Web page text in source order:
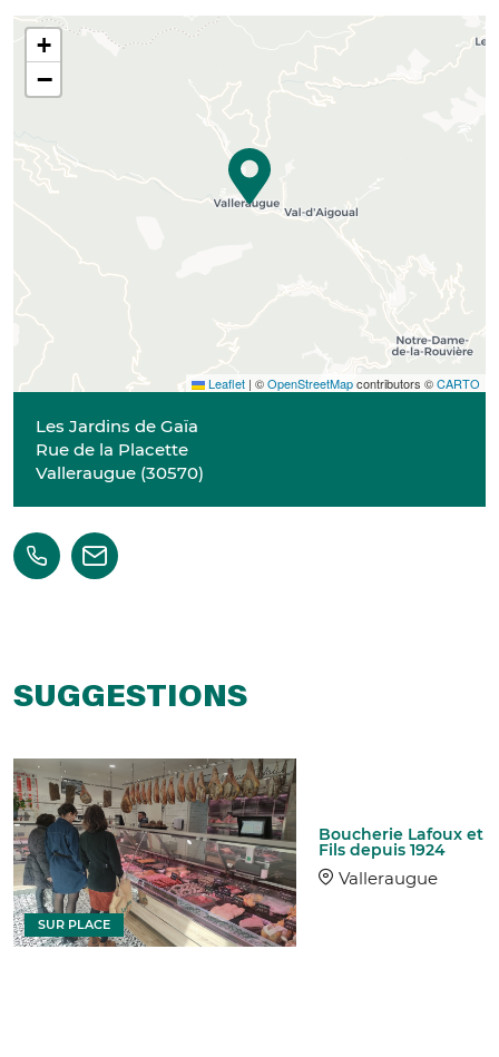
+
−
Leaflet | ©OpenStreetMapcontributors ©CARTO
Les Jardins de Gaïa
Rue de la Placette
Valleraugue (30570)
SUGGESTIONS
Boucherie Lafoux et
Fils depuis 1924
Valleraugue
SUR PLACE